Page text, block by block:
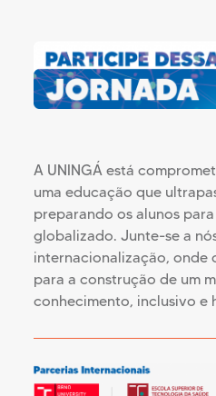
A UNINGÁ está
uma educação que
preparando os alunos
globalizado. Junte-se a
internacionalização, onde
para a construção de um
conhecimento, inclusivo e